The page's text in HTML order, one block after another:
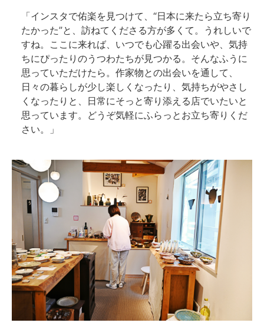
「インスタで佑楽を見つけて、“日本に来たら立ち寄り
たかった”と、訪ねてくださる方が多くて。うれしいで
すね。ここに来れば、いつでも心躍る出会いや、気持
ちにぴったりのうつわたちが見つかる。そんなふうに
思っていただけたら。作家物との出会いを通して、
日々の暮らしが少し楽しくなったり、気持ちがやさし
くなったりと、日常にそっと寄り添える店でいたいと
思っています。どうぞ気軽にふらっとお立ち寄りくだ
さい。」